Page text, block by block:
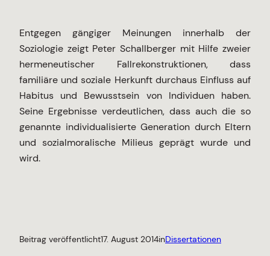
Entgegen gängiger Meinungen innerhalb der
Soziologie zeigt Peter Schallberger mit Hilfe zweier
hermeneutischer Fallrekonstruktionen, dass
familiäre und soziale Herkunft durchaus Einfluss auf
Habitus und Bewusstsein von Individuen haben.
Seine Ergebnisse verdeutlichen, dass auch die so
genannte individualisierte Generation durch Eltern
und sozialmoralische Milieus geprägt wurde und
wird.
Beitrag veröffentlicht17. August 2014inDissertationen